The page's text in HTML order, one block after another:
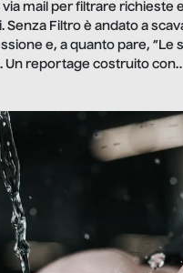
mail per filtrare richieste
Senza Filtro è andato a
e, a quanto pare, “Le
Un reportage costruito con